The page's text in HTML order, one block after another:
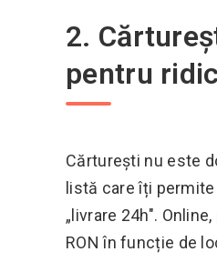
2.
pentru
Cărturești nu este
listă care îți
„livrare 24h".
RON în funcție de